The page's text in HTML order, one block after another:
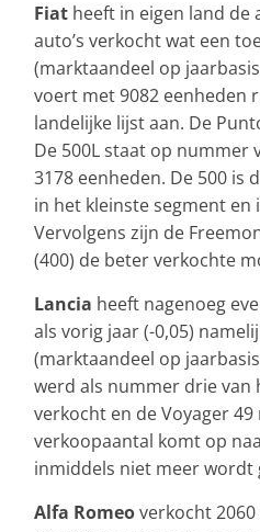
Fiat heeft in eigen land de
auto’s verkocht wat een
(marktaandeel op
voert met 9082 eenheden
landelijke lijst aan. De
De 500L staat op nummer
3178 eenheden. De 500 is
in het kleinste segment en
Vervolgens zijn de
(400) de beter verkochte
Lancia heeft nagenoeg
als vorig jaar (-0,05)
(marktaandeel op
werd als nummer drie van
verkocht en de Voyager
verkoopaantal komt op
inmiddels niet meer wordt
Alfa Romeoverkocht 2060